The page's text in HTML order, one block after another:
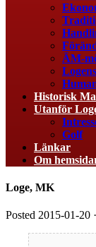
ÄM-
Historisk
Utanför
Golf
Länkar
Om
Loge, MK
Posted 2015-01-20 ·